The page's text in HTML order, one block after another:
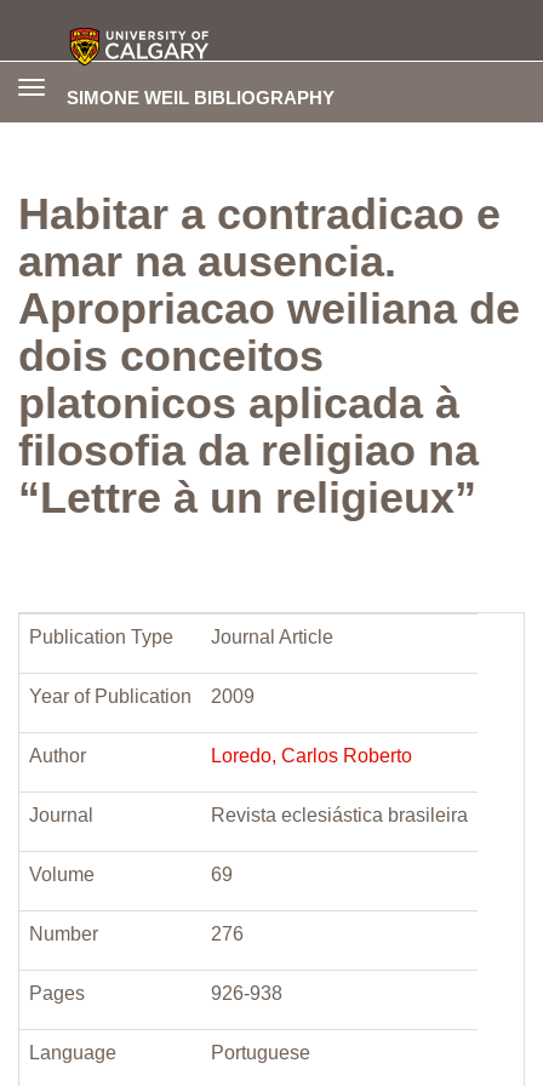
SIMONE WEIL BIBLIOGRAPHY
Toggle
Habitar a contradicao e
amar na ausencia.
Apropriacao weiliana de
dois conceitos
platonicos aplicada à
filosofia da religiao na
“Lettre à un religieux”
Publication Type Journal Article
Year of Publication 2009
Author Loredo, Carlos Roberto
Journal Revista eclesiástica brasileira
Volume 69
Number 276
Pages 926-938
Language Portuguese